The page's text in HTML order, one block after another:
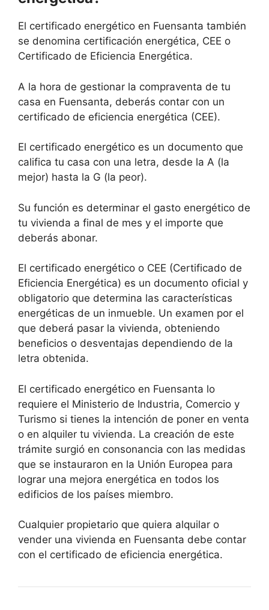
El certificado energético en Fuensanta también
se denomina certificación energética, CEE o
Certificado de Eficiencia Energética.
A la hora de gestionar la compraventa de tu
casa en Fuensanta, deberás contar con un
certificado de eficiencia energética (CEE).
El certificado energético es un documento que
califica tu casa con una letra, desde la A (la
mejor) hasta la G (la peor).
Su función es determinar el gasto energético de
tu vivienda a final de mes y el importe que
deberás abonar.
El certificado energético o CEE (Certificado de
Eficiencia Energética) es un documento oficial y
obligatorio que determina las características
energéticas de un inmueble. Un examen por el
que deberá pasar la vivienda, obteniendo
beneficios o desventajas dependiendo de la
letra obtenida.
El certificado energético en Fuensanta lo
requiere el Ministerio de Industria, Comercio y
Turismo si tienes la intención de poner en venta
o en alquiler tu vivienda. La creación de este
trámite surgió en consonancia con las medidas
que se instauraron en la Unión Europea para
lograr una mejora energética en todos los
edificios de los países miembro.
Cualquier propietario que quiera alquilar o
vender una vivienda en Fuensanta debe contar
con el certificado de eficiencia energética.